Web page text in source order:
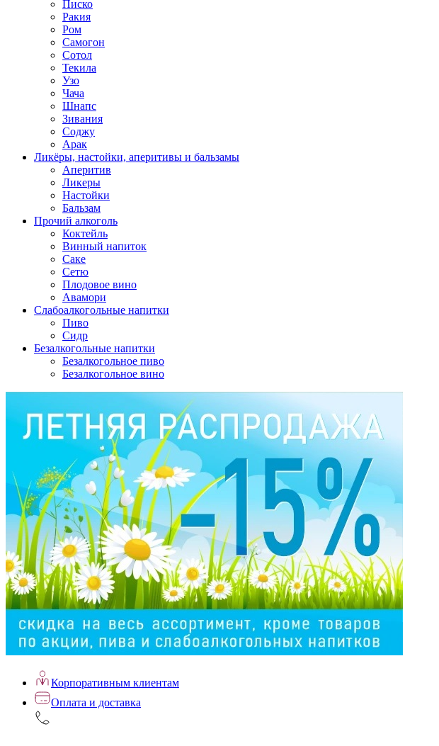
Писко
Ракия
Ром
Самогон
Сотол
Текила
Узо
Чача
Шнапс
Зивания
Соджу
Арак
Ликёры, настойки, аперитивы и бальзамы
Аперитив
Ликеры
Настойки
Бальзам
Прочий алкоголь
Коктейль
Винный напиток
Саке
Сетю
Плодовое вино
Авамори
Слабоалкогольные напитки
Пиво
Сидр
Безалкогольные напитки
Безалкогольное пиво
Безалкогольное вино
Корпоративным клиентам
Оплата и доставка